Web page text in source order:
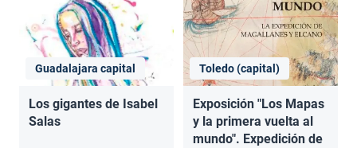
Guadalajara capital
Los gigantes de Isabel
Salas
Toledo (capital)
Exposición "Los Mapas
y la primera vuelta al
mundo". Expedición de